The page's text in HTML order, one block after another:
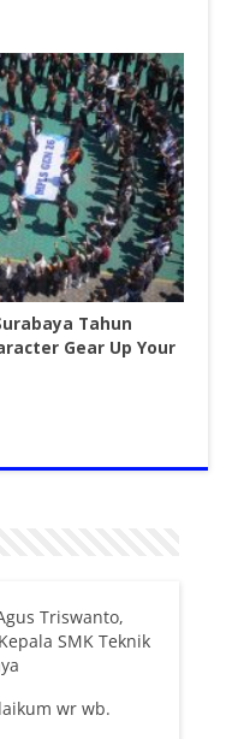
Tahun
Gear Up Your
Triswanto,
SMK Teknik
wr wb.